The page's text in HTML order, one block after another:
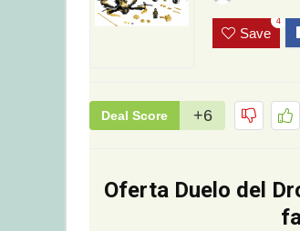
Save
4
Deal Score +6
Oferta Duelo del